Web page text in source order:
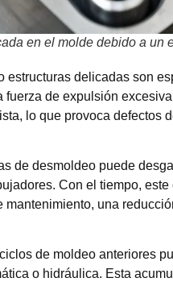
en el molde debido a un
estructuras delicadas son
de expulsión
lo que provoca defectos
de desmoldeo puede
Con el tiempo,
una
de moldeo anteriores
o hidráulica. Esta